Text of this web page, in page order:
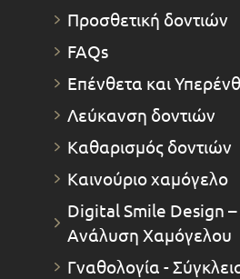
Προσθετική δοντιών
FAQs
Επένθετα και
Λεύκανση δοντιών
Καθαρισμός δοντιών
Καινούριο χαμόγελο
Digital Smile Design –
Ανάλυση Χαμόγελου
Γναθολογία -